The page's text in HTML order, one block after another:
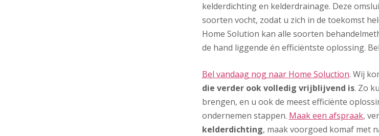
kelderdichting en kelderdrainage. Deze
soorten vocht, zodat u zich in de toekomst
Home Solution kan alle soorten
de hand liggende én efficiëntste oplossing.
Bel vandaag nog naar Home Soluction. Wij
die verder ook volledig vrijblijvend is. Zo
brengen, en u ook de meest efficiënte
ondernemen stappen. Maak een afspraak,
kelderdichting, maak voorgoed komaf met